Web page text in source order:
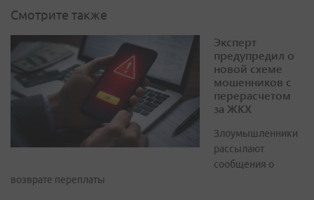
Смотрите также
Эксперт
предупредил о
новой схеме
мошенников с
перерасчетом
за ЖКХ
Злоумышленники
рассылают
сообщения о
возврате переплаты